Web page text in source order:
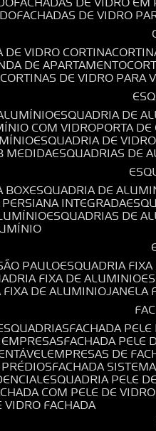
FACHADAS DE VIDRO
DE VIDRO CORTINA
DE APARTAMENTO
CORTINAS DE VIDRO PARA
ESQUADRIA DE
COM VIDRO PORTA
ESQUADRIA DE VIDRO
MEDIDA ESQUADRIAS DE
BOX ESQUADRIA DE
INTEGRADA
ESQUADRIAS DE
PAULO ESQUADRIA
FIXA DE ALUMINIO
FIXA DE ALUMINIO JANELA
FACHADA
FACHADA
EMPRESAS DE
FACHADA
ESQUADRIA PELE
COM PELE DE VIDRO
VIDRO FACHADA